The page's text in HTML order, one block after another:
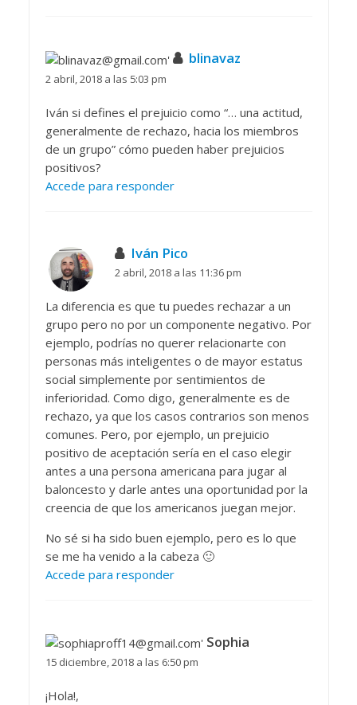
blinavaz
2 abril, 2018 a las 5:03 pm
Iván si defines el prejuicio como “… una actitud,
generalmente de rechazo, hacia los miembros
de un grupo” cómo pueden haber prejuicios
positivos?
Accede para responder
Iván Pico
2 abril, 2018 a las 11:36 pm
La diferencia es que tu puedes rechazar a un
grupo pero no por un componente negativo. Por
ejemplo, podrías no querer relacionarte con
personas más inteligentes o de mayor estatus
social simplemente por sentimientos de
inferioridad. Como digo, generalmente es de
rechazo, ya que los casos contrarios son menos
comunes. Pero, por ejemplo, un prejuicio
positivo de aceptación sería en el caso elegir
antes a una persona americana para jugar al
baloncesto y darle antes una oportunidad por la
creencia de que los americanos juegan mejor.
No sé si ha sido buen ejemplo, pero es lo que
se me ha venido a la cabeza 🙂
Accede para responder
Sophia
15 diciembre, 2018 a las 6:50 pm
¡Hola!,